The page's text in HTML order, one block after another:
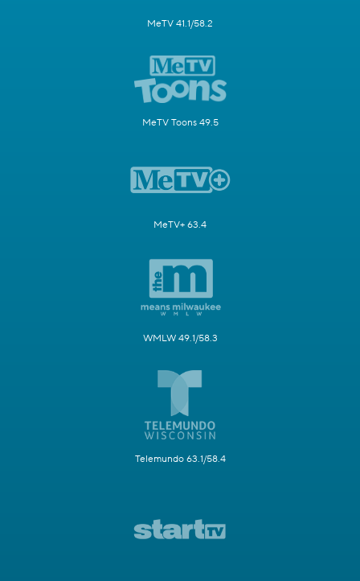
MeTV 41.1/58.2
MeTV Toons 49.5
MeTV+ 63.4
WMLW 49.1/58.3
Telemundo 63.1/58.4